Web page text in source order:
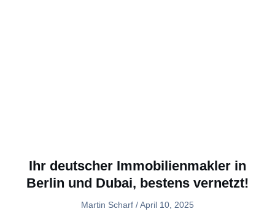
Ihr deutscher Immobilienmakler in
Berlin und Dubai, bestens vernetzt!
Martin Scharf April 10, 2025